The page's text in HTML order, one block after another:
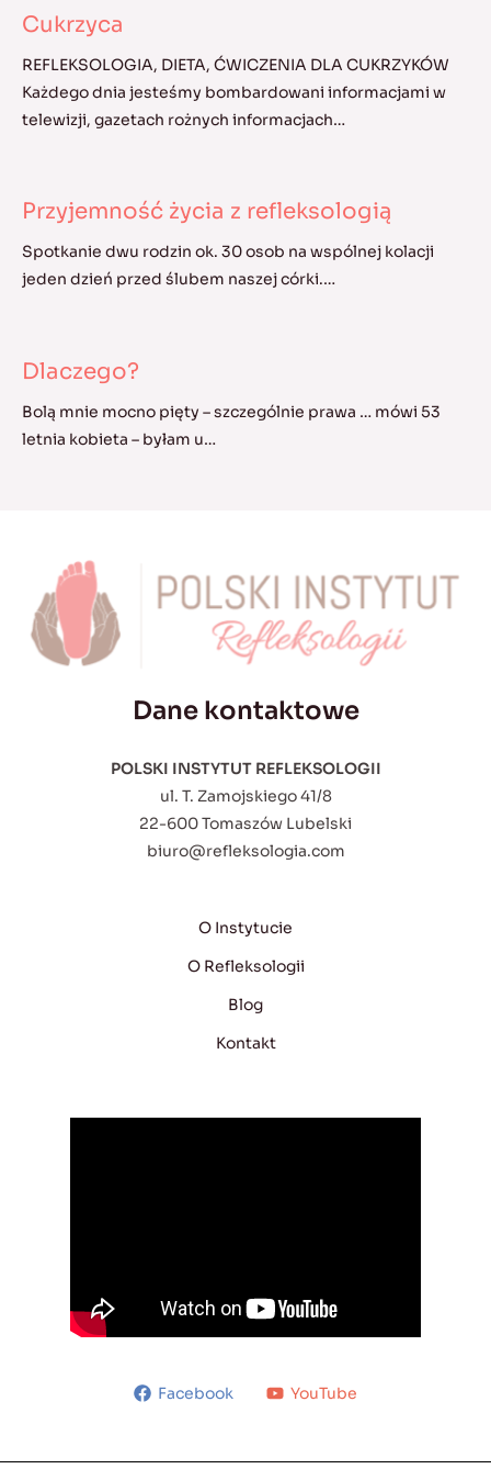
Cukrzyca
REFLEKSOLOGIA, DIETA, ĆWICZENIA DLA CUKRZYKÓW
Każdego dnia jesteśmy bombardowani informacjami w
telewizji, gazetach rożnych informacjach…
Przyjemność życia z refleksologią
Spotkanie dwu rodzin ok. 30 osob na wspólnej kolacji
jeden dzień przed ślubem naszej córki.…
Dlaczego?
Bolą mnie mocno pięty – szczególnie prawa … mówi 53
letnia kobieta – byłam u…
Dane kontaktowe
POLSKI INSTYTUT REFLEKSOLOGII
ul. T. Zamojskiego 41/8
22-600 Tomaszów Lubelski
biuro@refleksologia.com
O Instytucie
O Refleksologii
Blog
Kontakt
Facebook YouTube